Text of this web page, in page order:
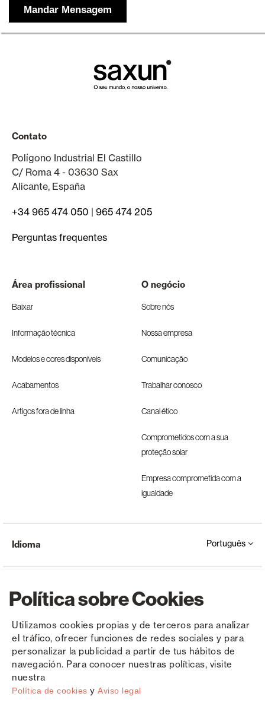
Política sobre Cookies
Utilizamos cookies propias y de terceros para analizar
el tráfico, ofrecer funciones de redes sociales y para
personalizar la publicidad a partir de tus hábitos de
navegación. Para conocer nuestras políticas, visite
nuestra
Política de cookies y Aviso legal
Contato
Polígono Industrial El Castillo
C/ Roma 4 - 03630 Sax
Alicante, España
+34 965 474 050 | 965 474 205
Perguntas frequentes
Área profissional
Baixar
Informação técnica
Modelos e cores disponíveis
Acabamentos
Artigos fora de linha
O negócio
Sobre nós
Nossa empresa
Comunicação
Trabalhar conosco
Canal ético
Comprometidos com a sua
proteção solar
Empresa comprometida com a
igualdade
Copyright © Saxun 2023 - 2026 Política de privacidade Aviso Legal Cookies
Idioma Português